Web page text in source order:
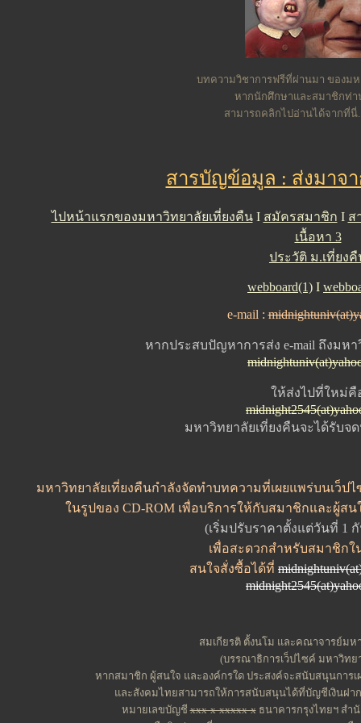
บทความวิชาการฟรีที่ผ่านมา ของม
หากนักศึกษาและสมาชิกท่า
สามารถคลิกไปอ่านได้จากที่
สารบัญข้อมูล : ส่งมาจ
ไปหน้าแรกของมหาวิทยาลัยเที่ยงคืนI สมัครสมาชิก I ส
เนื้อหา 3
ประวัติ ม.เที่ยง
webboard(1) I
e-mail :
หากประสบปัญหาการส่ง e-mail ถึงมห
ให้ส่งไปที่ใหม่คื
มหาวิทยาลัยเที่ยงคืนจะได้รับจ
มหาวิทยาลัยเที่ยงคืนกำลังจัดทำบทความที่เผยแพร่บนเว็ปไ
ในรูปของ CD-ROM เพื่อบริการให้กับสมาชิกและผู้ส
(เริ่มปรับราคาตั้งแต่วันที่ 1 กั
เพื่อสะดวกสำหรับสมาชิก
สนใจสั่งซื้อได้ที่
สมเกียรติ ตั้งนโม และคณาจารย์มห
(บรรณาธิการเว็ปไซค์ มหาวิทย
หากสมาชิก ผู้สนใจ และองค์กรใด ประสงค์จะสนับสนุนการ
และสังคมไทยสามารถให้การสนับสนุนได้ที่บัญชีเงินฝา
หมายเลขบัญชีxxx-x-xxxxx-xธนาคารกรุงไทยฯ สำนั